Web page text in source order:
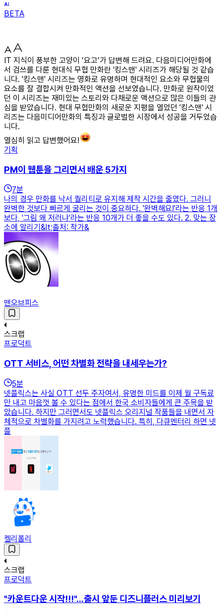
BETA
IT 지식이 풍부한 고양이 ‘요고’가 답변해 드려요. 다음미디어만화에
서 검쓰를 다룬 현대식 무협 만화란 '킹스맨' 시리즈가 해당될 것 같습
니다. '킹스맨' 시리즈는 영화로 유명하며 현대적인 요소와 무협물의
요소를 잘 결합시켜 만화적인 액션을 선보였습니다. 만화로 원작이었
던 이 시리즈는 재미있는 스토리와 다채로운 액션으로 많은 이들의 관
심을 받았습니다. 현대 무협만화의 새로운 지평을 열었던 '킹스맨' 시
리즈는 다음미디어만화의 특징과 글로벌한 시장에서 성공을 거두었습
니다.
열심히 읽고 답변했어요!
기획
PM이 웹툰을 그리면서 배운 5가지
7분
나의 경우 만화를 낙서 퀄리티로 유지해 제작 시간을 줄였다. 그러니
완벽한 것보다 빠르게 굴리는 것이 중요하다. '완벽해요!'라는 반응 1개
보다, '그림 왜 저러냐'라는 반응 10개가 더 좋을 수도 있다. 2. 맞는 장
소에 알리기&lt;출처: 작가&
맨오브피스
스크랩
프로덕트
OTT 서비스, 어떤 차별화 전략을 내세우는가?
5분
넷플릭스는 사실 OTT 선두 주자여서, 유명한 미드를 이제 월 구독료
만 내고 마음껏 볼 수 있다는 점에서 한국 소비자들에게 큰 주목을 받
았습니다. 하지만 그러면서도 넷플릭스 오리지널 작품들을 내면서 자
체적으로 차별화를 가지려고 노력했습니다. 특히, 다큐멘터리 하면 넷
플
켈리폴리
스크랩
프로덕트
"카운트다운 시작!!!"...출시 앞둔 디즈니플러스 미리보기